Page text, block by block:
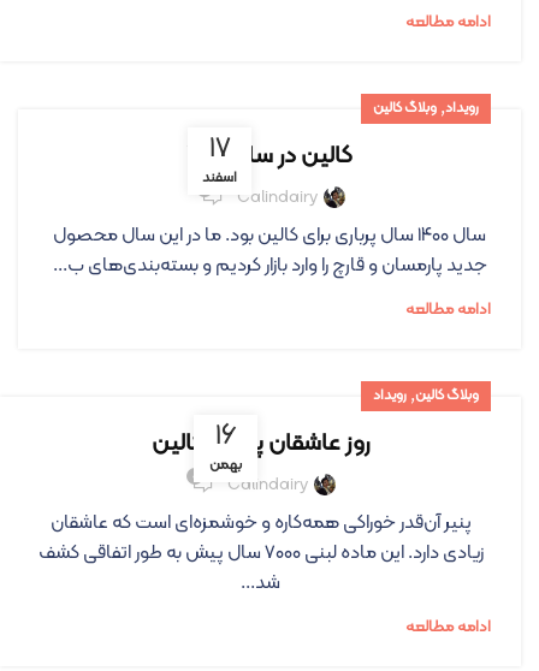
ادامه مطالعه
۱۷
اسفند
رویداد, وبلاگ کالین
کالین در سال ۱۴۰۰
Calindairy
سال ۱۴۰۰ سال پرباری برای کالین بود. ما در این سال محصول
جدید پارمسان و قارچ را وارد بازار کردیم و بسته‌بندی‌های ب...
ادامه مطالعه
۱۶
بهمن
وبلاگ کالین, رویداد
روز عاشقان پنیر در کالین
Calindairy ۰
پنیر آن‌قدر خوراکی همه‌کاره و خوشمزه‌ای است که عاشقان
زیادی دارد. این ماده لبنی ۷۰۰۰ سال پیش به طور اتفاقی کشف
شد...
ادامه مطالعه